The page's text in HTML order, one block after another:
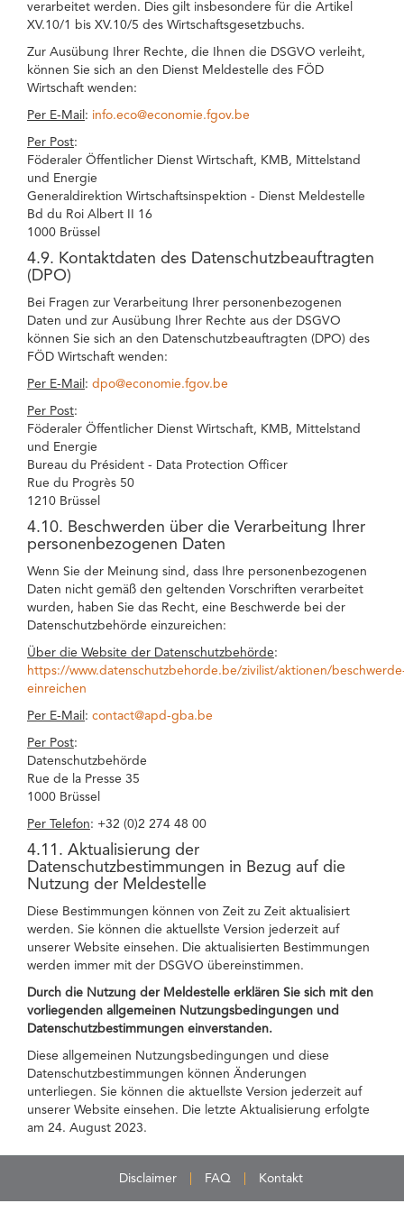
verarbeitet werden. Dies gilt insbesondere für die Artikel
XV.10/1 bis XV.10/5 des Wirtschaftsgesetzbuchs.
Zur Ausübung Ihrer Rechte, die Ihnen die DSGVO verleiht,
können Sie sich an den Dienst Meldestelle des FÖD
Wirtschaft wenden:
Per E-Mail : info.eco@economie.fgov.be
Per Post:
Föderaler Öffentlicher Dienst Wirtschaft, KMB, Mittelstand
und Energie
Generaldirektion Wirtschaftsinspektion - Dienst Meldestelle
Bd du Roi Albert II 16
1000 Brüssel
4.9. Kontaktdaten des Datenschutzbeauftragten
(DPO)
Bei Fragen zur Verarbeitung Ihrer personenbezogenen
Daten und zur Ausübung Ihrer Rechte aus der DSGVO
können Sie sich an den Datenschutzbeauftragten (DPO) des
FÖD Wirtschaft wenden:
Per E-Mail : dpo@economie.fgov.be
Per Post:
Föderaler Öffentlicher Dienst Wirtschaft, KMB, Mittelstand
und Energie
Bureau du Président - Data Protection Officer
Rue du Progrès 50
1210 Brüssel
4.10. Beschwerden über die Verarbeitung Ihrer
personenbezogenen Daten
Wenn Sie der Meinung sind, dass Ihre personenbezogenen
Daten nicht gemäß den geltenden Vorschriften verarbeitet
wurden, haben Sie das Recht, eine Beschwerde bei der
Datenschutzbehörde einzureichen:
Über die Website der Datenschutzbehörde:
https://www.datenschutzbehorde.be/zivilist/aktionen/
einreichen
Per E-Mail : contact@apd-gba.be
Per Post:
Datenschutzbehörde
Rue de la Presse 35
1000 Brüssel
Per Telefon: +32 (0)2 274 48 00
4.11. Aktualisierung der
Datenschutzbestimmungen in Bezug auf die
Nutzung der Meldestelle
Diese Bestimmungen können von Zeit zu Zeit aktualisiert
werden. Sie können die aktuellste Version jederzeit auf
unserer Website einsehen. Die aktualisierten Bestimmungen
werden immer mit der DSGVO übereinstimmen.
Durch die Nutzung der Meldestelle erklären Sie sich mit den
vorliegenden allgemeinen Nutzungsbedingungen und
Datenschutzbestimmungen einverstanden.
Diese allgemeinen Nutzungsbedingungen und diese
Datenschutzbestimmungen können Änderungen
unterliegen. Sie können die aktuellste Version jederzeit auf
unserer Website einsehen. Die letzte Aktualisierung erfolgte
am 24. August 2023.
Disclaimer FAQ Kontakt